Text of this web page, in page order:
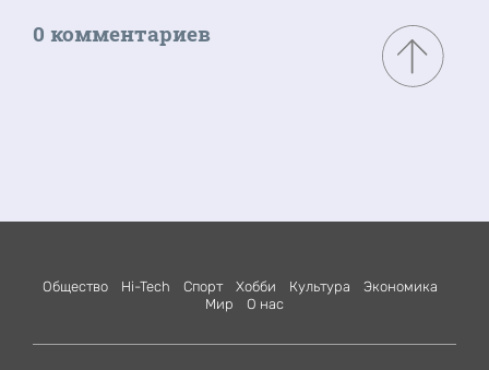
0 комментариев
Общество Hi-Tech Спорт Хобби Культура
Экономика
Мир
О нас